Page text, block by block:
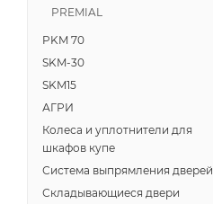
PREMIAL
PKM 70
SKM-30
SKM15
АГРИ
Колеса и уплотнители для
шкафов купе
Система выпрямления дверей
Складывающиеся двери